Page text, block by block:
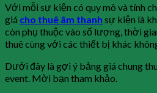
Với mỗi sự kiện có quy mô và tính
giá cho thuê âm thanh sự kiện là
còn phụ thuộc vào số lượng, thời
thuê cùng với các thiết bị khác
Dưới đây là gợi ý bảng giá chung
event. Mời bạn tham khảo.